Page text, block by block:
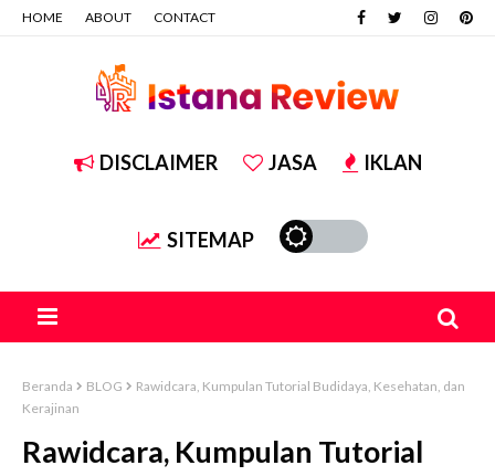
HOME ABOUT CONTACT
DISCLAIMER JASA IKLAN
SITEMAP
Beranda BLOG
Rawidcara, Kumpulan Tutorial Budidaya, Kesehatan, dan
Kerajinan
Rawidcara, Kumpulan Tutorial